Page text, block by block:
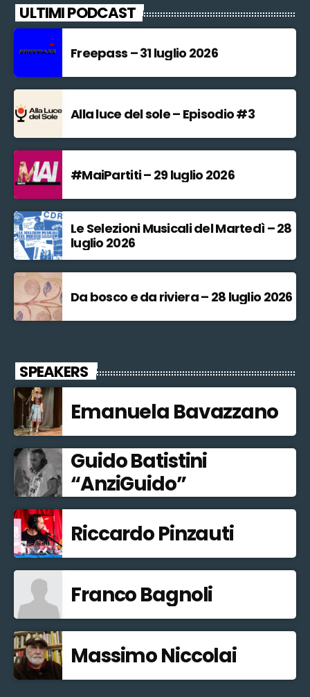
ULTIMI PODCAST
Freepass – 31 luglio 2026
Alla luce del sole – Episodio #3
#MaiPartiti – 29 luglio 2026
Le Selezioni Musicali del Martedì – 28
luglio 2026
Da bosco e da riviera – 28 luglio 2026
SPEAKERS
Emanuela Bavazzano
Guido Batistini
“AnziGuido”
Riccardo Pinzauti
Franco Bagnoli
Massimo Niccolai